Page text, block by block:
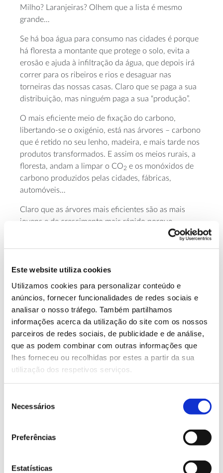
Este website utiliza cookies
Utilizamos cookies para personalizar conteúdo e
anúncios, fornecer funcionalidades de redes sociais e
analisar o nosso tráfego. Também partilhamos
informações acerca da utilização do site com os nossos
parceiros de redes sociais, de publicidade e de análise,
que as podem combinar com outras informações que
lhes forneceu ou recolhidas por estes a partir da sua
utilização dos respetivos serviços.
Necessários
Preferências
Estatísticas
Milho? Laranjeiras? Olhem que a lista é mesmo
grande…
Se há boa água para consumo nas cidades é porque
há floresta a montante que protege o solo, evita a
erosão e ajuda à infiltração da água, que depois irá
correr para os ribeiros e rios e desaguar nas
torneiras das nossas casas. Claro que se paga a sua
distribuição, mas ninguém paga a sua “produção”.
O mais eficiente meio de fixação do carbono,
libertando-se o oxigénio, está nas árvores – carbono
que é retido no seu lenho, madeira, e mais tarde nos
produtos transformados. E assim os meios rurais, a
floresta, andam a limpar o CO2 e os monóxidos de
carbono produzidos pelas cidades, fábricas,
automóveis…
Claro que as árvores mais eficientes são as mais
jovens e de crescimento mais rápido porque
processam mais fotossíntese. Goste-se ou não se
depende, em grande medida, da capacidade
de as transformarmos e utilizarmos, assim
como das necessidades dos consumidores
finais. Estas capacidades e necessidades
mudam ao longo do tempo e a silvicultura
também tem de se adaptar.
depender também, como já vimos, da sua utilização.
importa a maior parte da madeira que utiliza, é muito
difícil termos utilização para as nossas madeiras
destino que encontram as madeiras nobres, como o